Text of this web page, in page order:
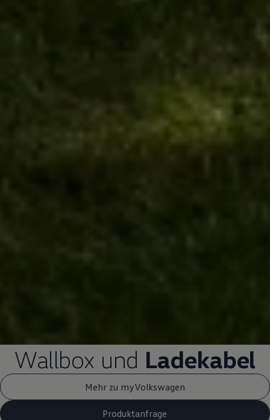
Wallbox und Ladekabel
Mehr zu myVolkswagen
Produktanfrage